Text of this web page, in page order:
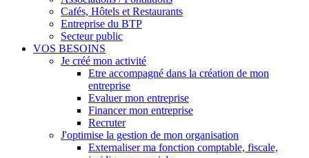
Cafés, Hôtels et Restaurants
Entreprise du BTP
Secteur public
VOS BESOINS
Je créé mon activité
Etre accompagné dans la création de mon
entreprise
Evaluer mon entreprise
Financer mon entreprise
Recruter
J'optimise la gestion de mon organisation
Externaliser ma fonction comptable, fiscale,